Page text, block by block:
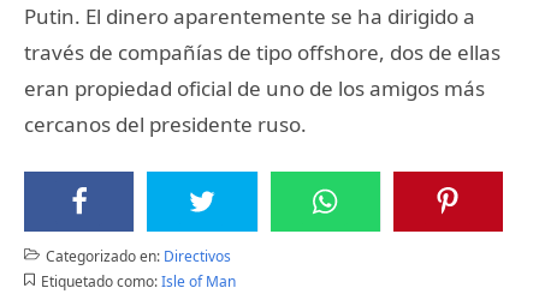
Putin. El dinero aparentemente se ha dirigido a
través de compañías de tipo offshore, dos de ellas
eran propiedad oficial de uno de los amigos más
cercanos del presidente ruso.
Categorizado en: Directivos
Etiquetado como: Isle of Man